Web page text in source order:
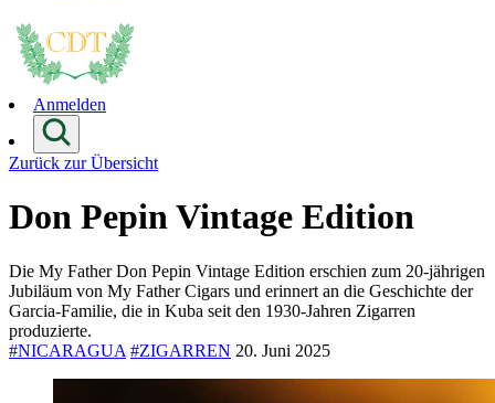
Anmelden
Zurück zur Übersicht
Don Pepin Vintage Edition
Die My Father Don Pepin Vintage Edition erschien zum 20-jährigen
Jubiläum von My Father Cigars und erinnert an die Geschichte der
Garcia-Familie, die in Kuba seit den 1930-Jahren Zigarren
produzierte.
#NICARAGUA #ZIGARREN 20. Juni 2025